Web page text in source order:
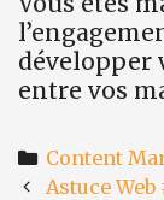
développer
entre vos
Categories
Content
PostAstuce